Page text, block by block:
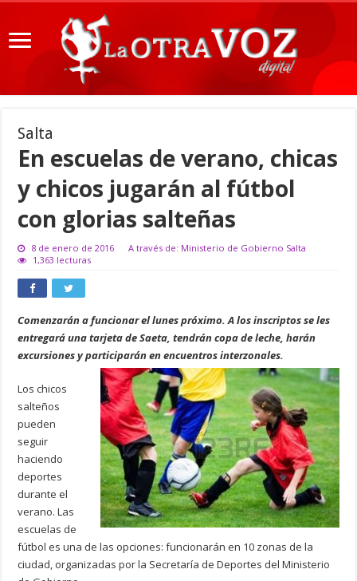
Salta
En escuelas de verano, chicas
y chicos jugarán al fútbol
con glorias salteñas
8 de enero de 2016
A través de: Ministerio de Gobierno Salta
1,363 lecturas
Comenzarán a funcionar el lunes próximo. A los inscriptos se les
entregará una tarjeta de Saeta, tendrán copa de leche, harán
excursiones y participarán en encuentros interzonales.
Los chicos
salteños
pueden
seguir
haciendo
deportes
durante el
verano. Las
escuelas de
fútbol es una de las opciones: funcionarán en 10 zonas de la
ciudad, organizadas por la Secretaría de Deportes del Ministerio